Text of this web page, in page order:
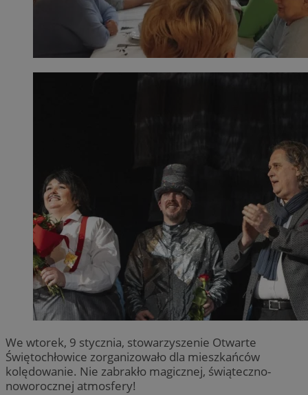
We wtorek, 9 stycznia, stowarzyszenie Otwarte
Świętochłowice zorganizowało dla mieszkańców
kolędowanie. Nie zabrakło magicznej, świąteczno-
noworocznej atmosfery!